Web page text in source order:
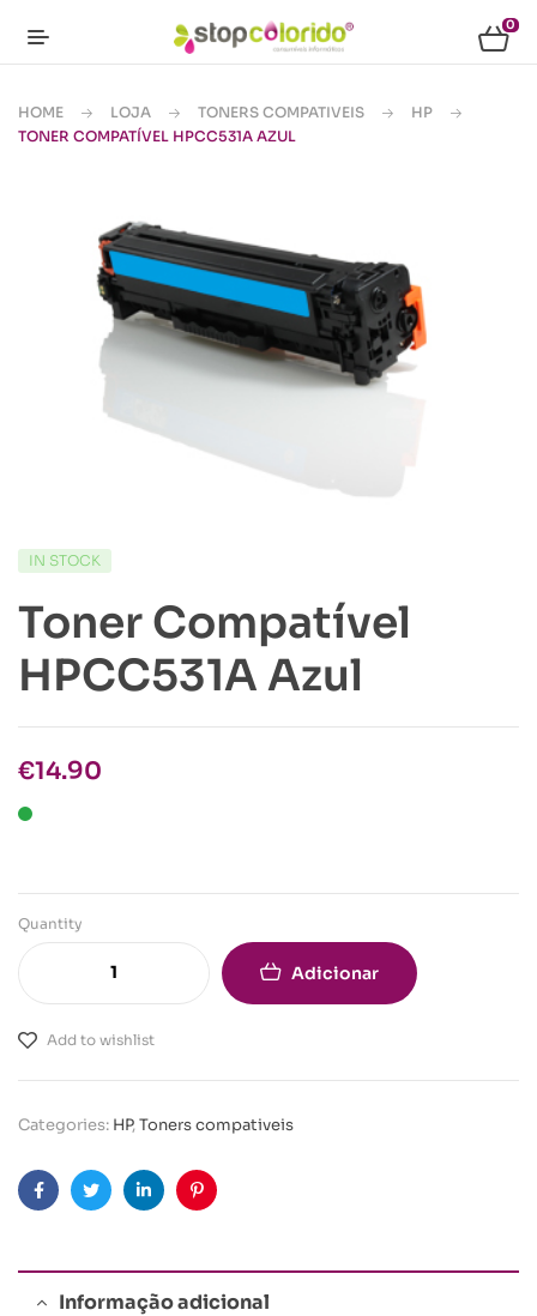
0
HOME LOJA TONERS COMPATIVEIS
HP
TONER COMPATÍVEL HPCC531A AZUL
IN STOCK
Toner Compatível
HPCC531A Azul
€14.90
Quantity
Adicionar
Add to wishlist
Categories: HP,Toners compativeis
FacebookTwitterLinkedinPinterest
Informação adicional